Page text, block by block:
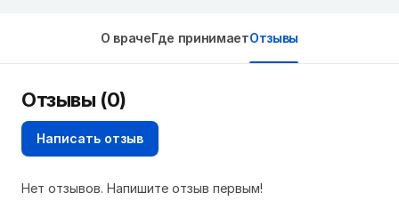
О врачеГде принимаетОтзывы
Отзывы (0)
Написать отзыв
Нет отзывов. Напишите отзыв первым!